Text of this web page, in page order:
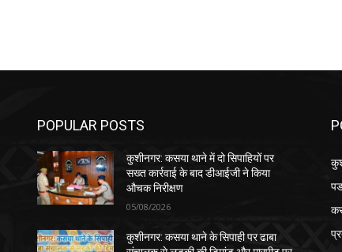
POPULAR POSTS
कुशीनगर: कसया थाने में दो सिपाहियों पर
सख्त कार्रवाई के बाद डीआईजी ने किया
औचक निरीक्षण
05/08/2026
कुशीनगर: कसया थाने के सिपाही पर ढाबा